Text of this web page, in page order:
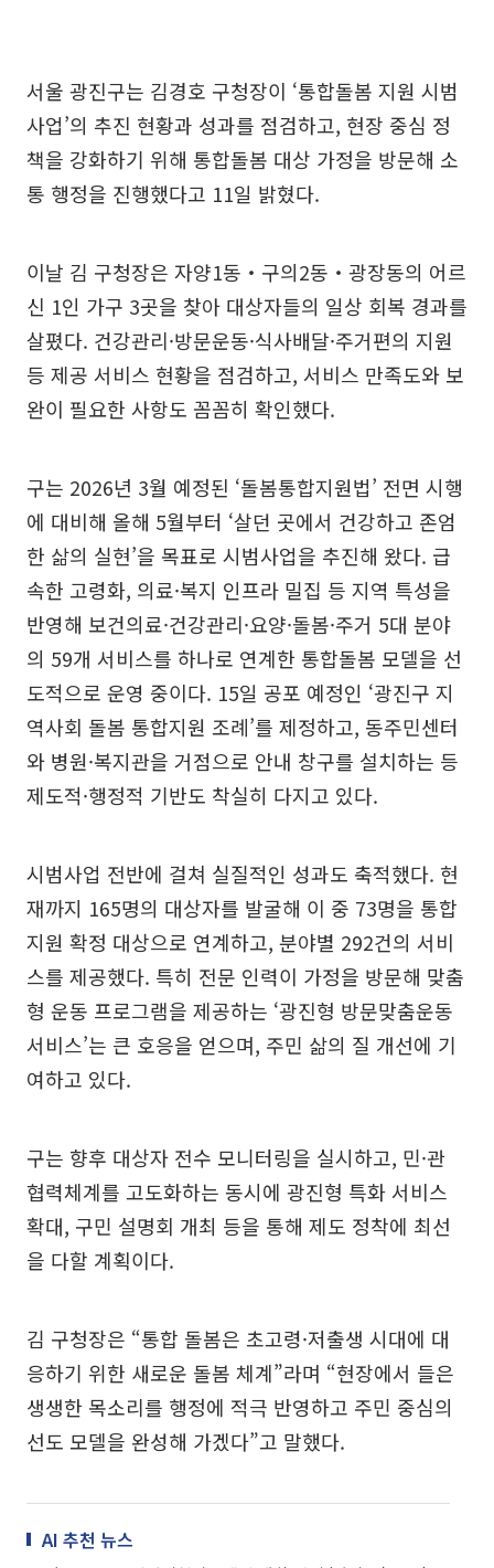
서울 광진구는 김경호 구청장이 ‘통합돌봄 지원 시범
사업’의 추진 현황과 성과를 점검하고, 현장 중심 정
책을 강화하기 위해 통합돌봄 대상 가정을 방문해 소
통 행정을 진행했다고 11일 밝혔다.
이날 김 구청장은 자양1동‧구의2동‧광장동의 어르
신 1인 가구 3곳을 찾아 대상자들의 일상 회복 경과를
살폈다. 건강관리·방문운동·식사배달·주거편의 지원
등 제공 서비스 현황을 점검하고, 서비스 만족도와 보
완이 필요한 사항도 꼼꼼히 확인했다.
구는 2026년 3월 예정된 ‘돌봄통합지원법’ 전면 시행
에 대비해 올해 5월부터 ‘살던 곳에서 건강하고 존엄
한 삶의 실현’을 목표로 시범사업을 추진해 왔다. 급
속한 고령화, 의료·복지 인프라 밀집 등 지역 특성을
반영해 보건의료·건강관리·요양·돌봄·주거 5대 분야
의 59개 서비스를 하나로 연계한 통합돌봄 모델을 선
도적으로 운영 중이다. 15일 공포 예정인 ‘광진구 지
역사회 돌봄 통합지원 조례’를 제정하고, 동주민센터
와 병원·복지관을 거점으로 안내 창구를 설치하는 등
제도적·행정적 기반도 착실히 다지고 있다.
시범사업 전반에 걸쳐 실질적인 성과도 축적했다. 현
재까지 165명의 대상자를 발굴해 이 중 73명을 통합
지원 확정 대상으로 연계하고, 분야별 292건의 서비
스를 제공했다. 특히 전문 인력이 가정을 방문해 맞춤
형 운동 프로그램을 제공하는 ‘광진형 방문맞춤운동
서비스’는 큰 호응을 얻으며, 주민 삶의 질 개선에 기
여하고 있다.
구는 향후 대상자 전수 모니터링을 실시하고, 민·관
협력체계를 고도화하는 동시에 광진형 특화 서비스
확대, 구민 설명회 개최 등을 통해 제도 정착에 최선
을 다할 계획이다.
김 구청장은 “통합 돌봄은 초고령·저출생 시대에 대
응하기 위한 새로운 돌봄 체계”라며 “현장에서 들은
생생한 목소리를 행정에 적극 반영하고 주민 중심의
선도 모델을 완성해 가겠다”고 말했다.
AI 추천 뉴스